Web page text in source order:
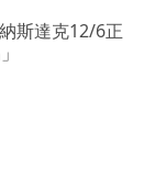
斯達克12/6正